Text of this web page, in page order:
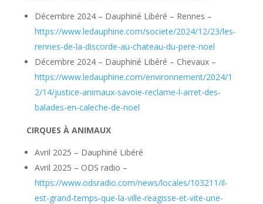
Décembre 2024 – Dauphiné Libéré – Rennes –
https://www.ledauphine.com/societe/2024/12/23/les-
rennes-de-la-discorde-au-chateau-du-pere-noel
Décembre 2024 – Dauphiné Libéré – Chevaux –
https://www.ledauphine.com/environnement/2024/1
2/14/justice-animaux-savoie-reclame-l-arret-des-
balades-en-caleche-de-noel
CIRQUES À ANIMAUX
Avril 2025 – Dauphiné Libéré
Avril 2025 – ODS radio –
https://www.odsradio.com/news/locales/103211/il-
est-grand-temps-que-la-ville-reagisse-et-vite-une-